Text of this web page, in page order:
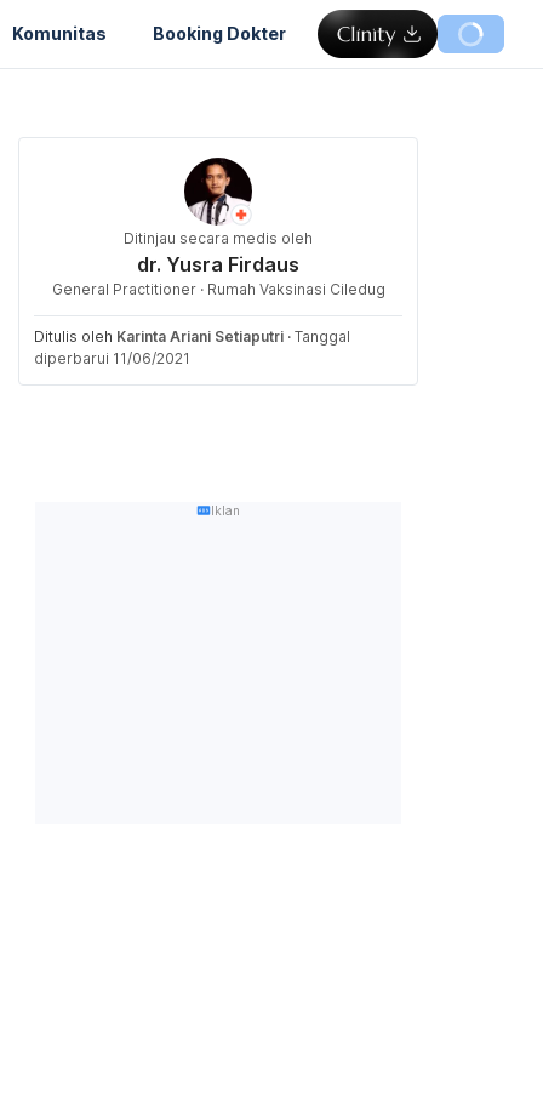
Komunitas Booking Dokter
Ditinjau secara medis oleh
dr. Yusra Firdaus
General Practitioner · Rumah Vaksinasi Ciledug
Ditulis oleh Karinta Ariani Setiaputri · Tanggal
diperbarui 11/06/2021
Iklan